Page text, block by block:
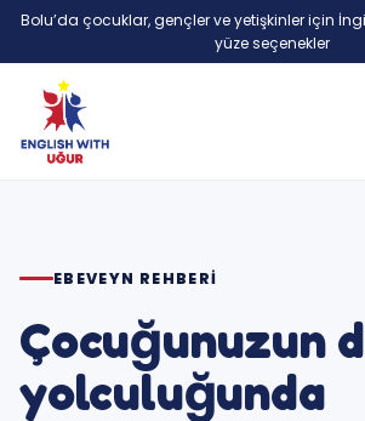
Bolu’da çocuklar, gençler ve yetişkinler için
yüze seçenekler
EBEVEYN REHBERI
Çocuğunuzun
yolculuğunda